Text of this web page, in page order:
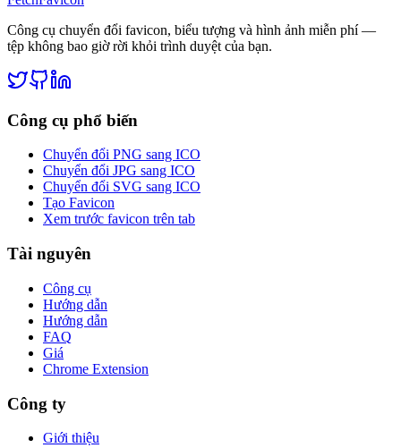
Công cụ chuyển đổi favicon, biểu tượng và hình ảnh miễn phí —
tệp không bao giờ rời khỏi trình duyệt của bạn.
Công cụ phổ biến
Chuyển đổi PNG sang ICO
Chuyển đổi JPG sang ICO
Chuyển đổi SVG sang ICO
Tạo Favicon
Xem trước favicon trên tab
Tài nguyên
Công cụ
Hướng dẫn
Hướng dẫn
FAQ
Giá
Chrome Extension
Công ty
Giới thiệu